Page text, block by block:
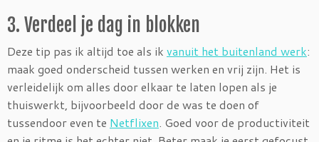
3. Verdeel je dag in blokken
Deze tip pas ik altijd toe als ik vanuit het buitenland werk:
maak goed onderscheid tussen werken en vrij zijn. Het is
verleidelijk om alles door elkaar te laten lopen als je
thuiswerkt, bijvoorbeeld door de was te doen of
tussendoor even te Netflixen. Goed voor de productiviteit